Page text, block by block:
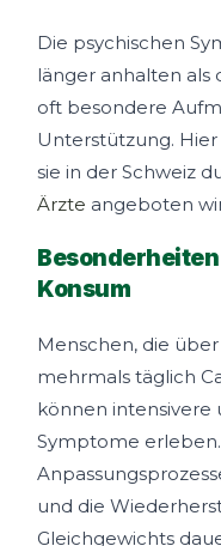
Die psychischen
länger anhalten
oft besondere
Unterstützung.
sie in der Schweiz
Ärzte angeboten
Konsum
Menschen, die
mehrmals täglich
können intensivere
Symptome
und die
Gleichgewichts